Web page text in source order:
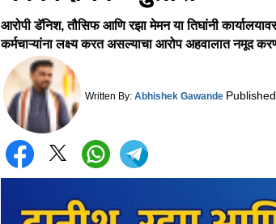
आरोपी डॅनिश, तौसिफ आणि रझा मेमन या तिघांनी
कर्मचाऱ्यांना लक्ष्य करत असल्याचा आरोप अहवालात नमूद
Written By: Abhishek Gawande